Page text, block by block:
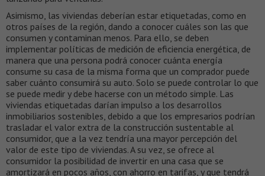
Asimismo, las viviendas deberían estar etiquetadas, como en
otros países de la región, dando a conocer cuáles son las que
consumen y contaminan menos. Para ello, se deben
implementar políticas de medición de eficiencia energética, de
manera que una persona podrá conocer cuánta energía
consume su casa de la misma forma que un comprador puede
saber cuánto consumirá su auto. Solo se puede controlar lo que
se puede medir y debe hacerse con un método simple. Las
viviendas etiquetadas darían impulso a los desarrollos
inmobiliarios sostenibles, debido a que los empresarios podrían
trasladar el valor extra de la construcción sustentable al
consumidor, que a la vez tendría una mayor percepción del
valor de este tipo de viviendas. A su vez, se ofrece al
consumidor la posibilidad de invertir en una casa que se
amortizará en pocos años, con ahorro en tarifas, y que tendrá